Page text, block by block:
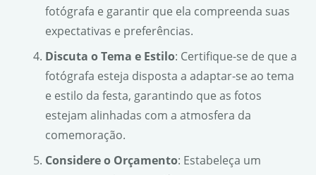
fotógrafa e garantir que ela compreenda suas
expectativas e preferências.
Discuta o Tema e Estilo: Certifique-se de que a
fotógrafa esteja disposta a adaptar-se ao tema
e estilo da festa, garantindo que as fotos
estejam alinhadas com a atmosfera da
comemoração.
Considere o Orçamento: Estabeleça um